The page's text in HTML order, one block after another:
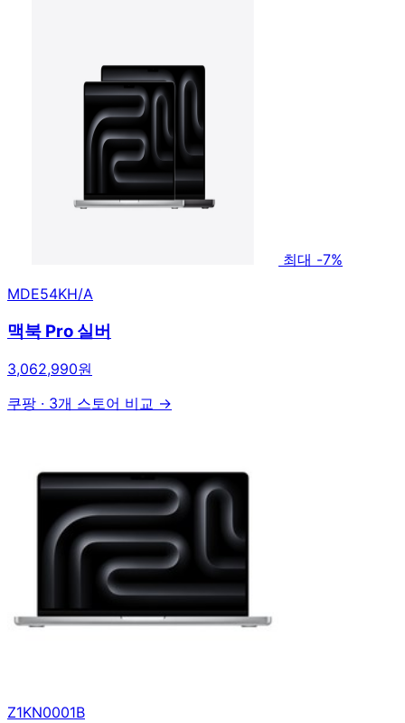
최대 -7%
MDE54KH/A
맥북 Pro 실버
3,062,990원
쿠팡 · 3개 스토어 비교 →
Z1KN0001B